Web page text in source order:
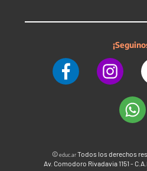
©educ.arTodos los derechos
Av. Comodoro Rivadavia 1151 -